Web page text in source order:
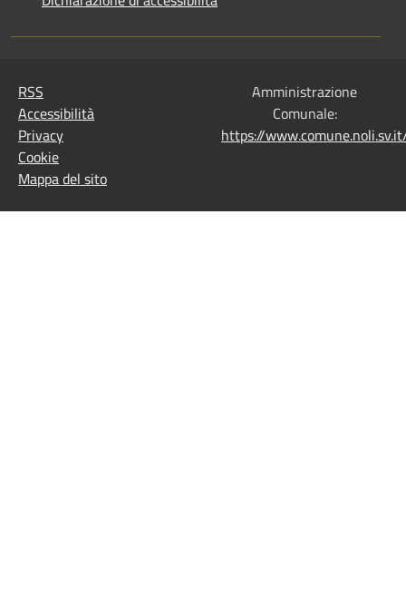
RSS
Accessibilità
Privacy
Cookie
Mappa del sito
Amministrazione
Comunale:
https://